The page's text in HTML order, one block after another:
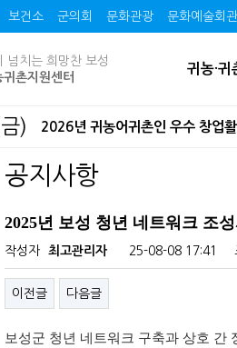
보건소 군의회 문화관광 문화예술회관
넘치는 희망찬 보성
촌지원센터
귀농·귀
) 2026년 귀농어귀촌인 우수 창업
2026년 보성 청년 네트워크 조성
파크골프 이용 전 꼭 확인하세요!
2026년도 제1회 추가경정 세입·세
벌교읍 장양지구 취약지역생활여
공지사항
2025년 보성 청년 네트워크 조
작성자 최고관리자 25-08-08 17:41
이전글 다음글
보성군 청년 네트워크 구축과 상호 간